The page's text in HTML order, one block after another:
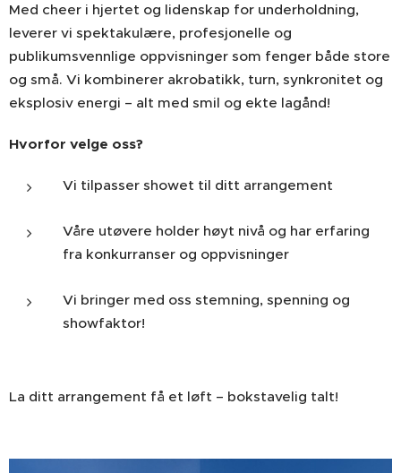
Med cheer i hjertet og lidenskap for underholdning,
leverer vi spektakulære, profesjonelle og
publikumsvennlige oppvisninger som fenger både store
og små. Vi kombinerer akrobatikk, turn, synkronitet og
eksplosiv energi – alt med smil og ekte lagånd!
Hvorfor velge oss?
Vi tilpasser showet til ditt arrangement
Våre utøvere holder høyt nivå og har erfaring
fra konkurranser og oppvisninger
Vi bringer med oss stemning, spenning og
showfaktor!
La ditt arrangement få et løft – bokstavelig talt!